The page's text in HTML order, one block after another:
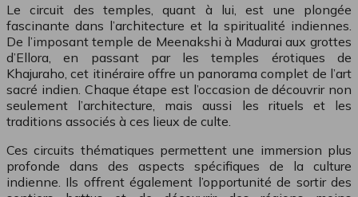
Le circuit des temples, quant à lui, est une plongée
fascinante dans l’architecture et la spiritualité indiennes.
De l’imposant temple de Meenakshi à Madurai aux grottes
d’Ellora, en passant par les temples érotiques de
Khajuraho, cet itinéraire offre un panorama complet de l’art
sacré indien. Chaque étape est l’occasion de découvrir non
seulement l’architecture, mais aussi les rituels et les
traditions associés à ces lieux de culte.
Ces circuits thématiques permettent une immersion plus
profonde dans des aspects spécifiques de la culture
indienne. Ils offrent également l’opportunité de sortir des